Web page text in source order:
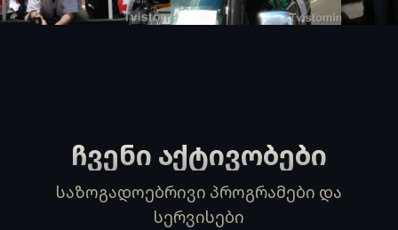
ჩვენი აქტივობები
საზოგადოებრივი პროგრამები და
სერვისები